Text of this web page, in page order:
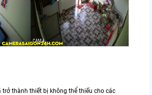
trở thành thiết bị không thể thiếu cho các